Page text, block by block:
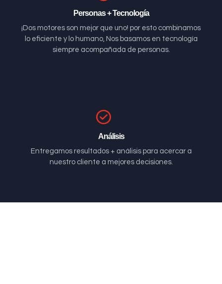
Personas + Tecnología
¡Dos motores son mejor que uno! por esto combinamos
lo eficiente y lo humano, Nos basamos en tecnología
siempre acompañada de personas.
Análisis
Entregamos resultados + análisis para acercar a
nuestro cliente a mejores decisiones.